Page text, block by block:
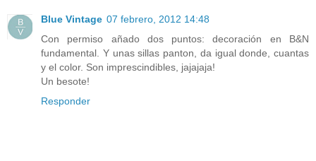
Blue Vintage 07 febrero, 2012 14:48
Con permiso añado dos puntos: decoración en B&N
fundamental. Y unas sillas panton, da igual donde, cuantas
y el color. Son imprescindibles, jajajaja!
Un besote!
Responder